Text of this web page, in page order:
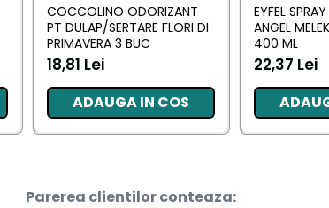
COCCOLINO ODORIZANT
PT DULAP/SERTARE FLORI DI
PRIMAVERA 3 BUC
18,81 Lei
ADAUGA IN COS
EYFEL
ANGEL
400 ML
22,37 Lei
Parerea clientilor conteaza: